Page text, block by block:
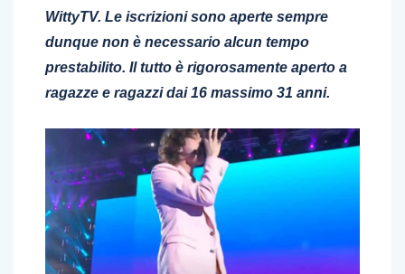
WittyTV. Le iscrizioni sono aperte sempre
dunque non è necessario alcun tempo
prestabilito. Il tutto è rigorosamente aperto a
ragazze e ragazzi dai 16 massimo 31 anni.